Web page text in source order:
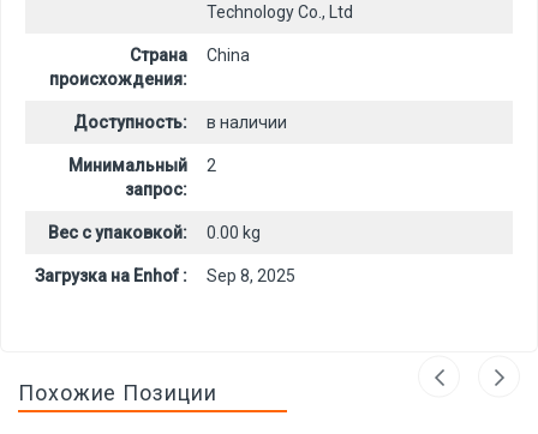
Technology Co., Ltd
Страна
происхождения:
China
Доступность: в наличии
Минимальный
запрос:
2
Вес с упаковкой: 0.00 kg
Загрузка на Enhof : Sep 8, 2025
Похожие Позиции